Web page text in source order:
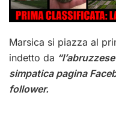
Marsica si piazza al
indetto da
simpatica pagina
follower.